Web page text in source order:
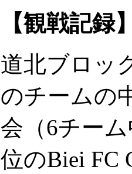
【観戦記録
道北ブロッ
のチームの
会（6チー
位のBiei FC